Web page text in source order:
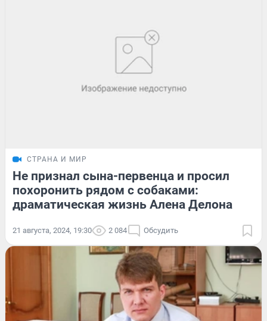
СТРАНА И МИР
Не признал сына-первенца и просил
похоронить рядом с собаками:
драматическая жизнь Алена Делона
21 августа, 2024, 19:30 2 084 Обсудить